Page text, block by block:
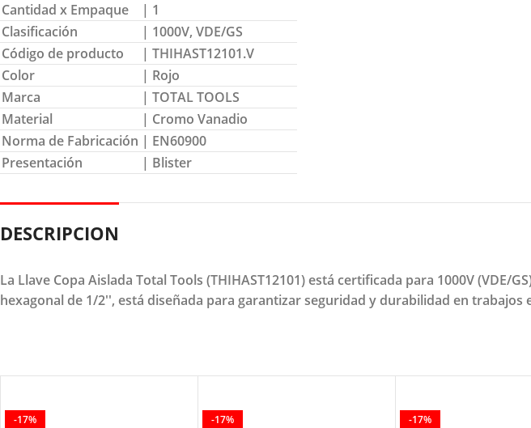
Cantidad x Empaque
| 1
Clasificación
| 1000V, VDE/GS
Código de producto
| THIHAST12101.V
Color
| Rojo
Marca
| TOTAL TOOLS
Material
| Cromo Vanadio
Norma de Fabricación | EN60900
Presentación
| Blister
DESCRIPCION
La Llave Copa Aislada Total Tools (THIHAST12101) está certificada para 1000V
hexagonal de 1/2'', está diseñada para garantizar seguridad y durabilidad en trabajos
-17% -17% -17%